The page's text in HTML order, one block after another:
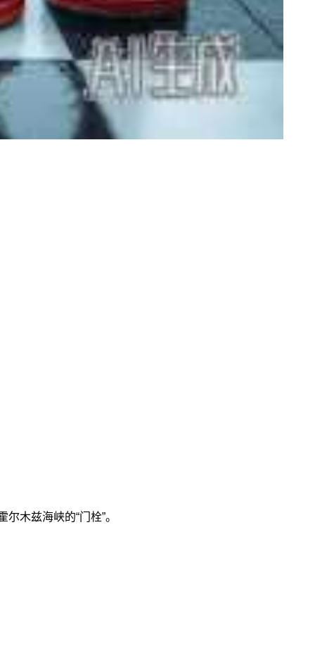
木兹海峡的“门栓”。